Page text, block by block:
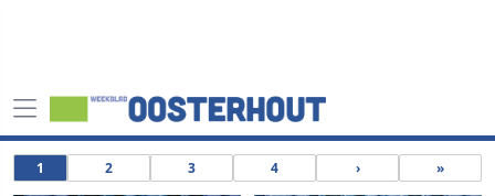
1 2 3 4 › »